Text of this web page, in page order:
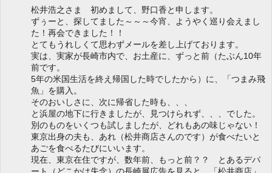
松井浩之さま 初めまして、野口香と申します。
ずぅーと、探してました～～～今宵、ようやく巡り会えまし
た！再会できました！！
とてもうれしくて思わずメールを差し上げております。
実は、実家が長崎市内で、お土産に、ずっと前（たぶん10年
前です。
5年の米国生活を終え帰国した時でしたから）に、「つまみ飛
魚」を購入。
そのおいしさに、次に帰省した時も、、、
と浜屋の地下に行きましたが、見つけられず、、、でした。
別のものをいくつも試しましたが、どれもあの味じゃない！
東京出身の夫も、あれ（松井商店さんのです）が食べたいと
あごを食べるたびにいいます。
現在、東京在住ですが、数年前、もっと前？？ とあるデパ
ート（どこかは失念）の長崎展広告を見ると、「松井商店」